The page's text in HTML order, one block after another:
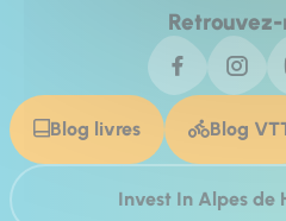
Retrouvez-
Blog livres Blog
Invest In Alpes de